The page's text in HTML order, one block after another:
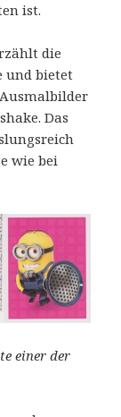
ist.
die
und bietet
Das
wie bei
einer der